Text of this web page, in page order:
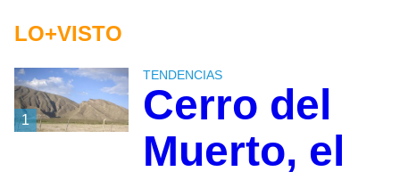
LO+VISTO
1
TENDENCIAS
Cerro del
Muerto, el